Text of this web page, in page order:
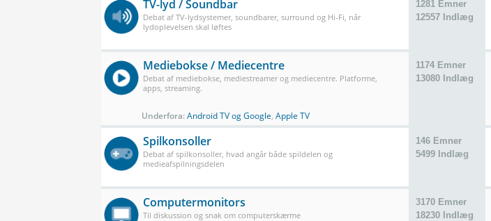
TV-lyd / Soundbar
Debat af TV-lydsystemer, soundbarer, surround og Hi-Fi, når
lydoplevelsen skal løftes
1281 Emner
12557 Indlæg
Mediebokse / Mediecentre
Debat af mediebokse, mediestreamer og mediecentre. Platforme,
apps, streaming.
Underfora:Android TV og Google, Apple TV
1174 Emner
13080 Indlæg
Spilkonsoller
Debat af spilkonsoller, hvad angår både spildelen og
medieafspilningsdelen
146 Emner
5499 Indlæg
Computermonitors
Til diskussion og snak om computerskærme
3170 Emner
18230 Indlæg